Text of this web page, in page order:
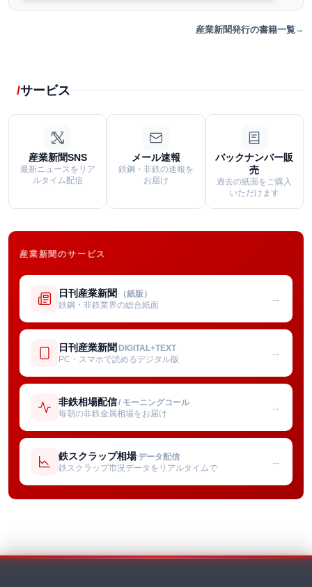
産業新聞発行の書籍一覧
サービス
産業新聞SNS
最新ニュースをリア
ルタイム配信
メール速報
鉄鋼・非鉄の速報を
お届け
バックナンバー販
売
過去の紙面をご購入
いただけます
産業新聞のサービス
日刊産業新聞 （紙版）
鉄鋼・非鉄業界の総合紙面
→
日刊産業新聞 DIGITAL+TEXT
PC・スマホで読めるデジタル版
→
非鉄相場配信/ モーニングコール
毎朝の非鉄金属相場をお届け
→
鉄スクラップ相場 データ配信
鉄スクラップ市況データをリアルタイムで
→